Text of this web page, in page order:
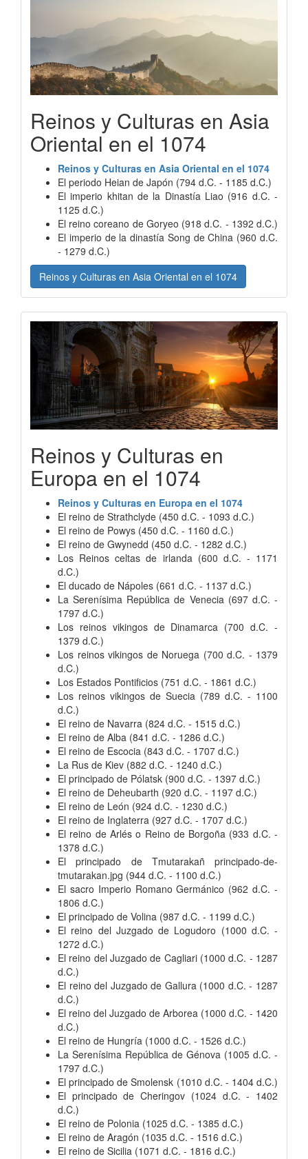
Reinos y Culturas en Asia
Oriental en el 1074
Reinos y Culturas en Asia Oriental en el 1074
El periodo Heian de Japón (794 d.C. - 1185 d.C.)
El imperio khitan de la Dinastía Liao (916 d.C. -
1125 d.C.)
El reino coreano de Goryeo (918 d.C. - 1392 d.C.)
El imperio de la dinastía Song de China (960 d.C.
- 1279 d.C.)
Reinos y Culturas en Asia Oriental en el 1074
Reinos y Culturas en
Europa en el 1074
Reinos y Culturas en Europa en el 1074
El reino de Strathclyde (450 d.C. - 1093 d.C.)
El reino de Powys (450 d.C. - 1160 d.C.)
El reino de Gwynedd (450 d.C. - 1282 d.C.)
Los Reinos celtas de irlanda (600 d.C. - 1171
d.C.)
El ducado de Nápoles (661 d.C. - 1137 d.C.)
La Serenísima República de Venecia (697 d.C. -
1797 d.C.)
Los reinos vikingos de Dinamarca (700 d.C. -
1379 d.C.)
Los reinos vikingos de Noruega (700 d.C. - 1379
d.C.)
Los Estados Pontificios (751 d.C. - 1861 d.C.)
Los reinos vikingos de Suecia (789 d.C. - 1100
d.C.)
El reino de Navarra (824 d.C. - 1515 d.C.)
El reino de Alba (841 d.C. - 1286 d.C.)
El reino de Escocia (843 d.C. - 1707 d.C.)
La Rus de Kiev (882 d.C. - 1240 d.C.)
El principado de Pólatsk (900 d.C. - 1397 d.C.)
El reino de Deheubarth (920 d.C. - 1197 d.C.)
El reino de León (924 d.C. - 1230 d.C.)
El reino de Inglaterra (927 d.C. - 1707 d.C.)
El reino de Arlés o Reino de Borgoña (933 d.C. -
1378 d.C.)
El principado de Tmutarakañ principado-de-
tmutarakan.jpg (944 d.C. - 1100 d.C.)
El sacro Imperio Romano Germánico (962 d.C. -
1806 d.C.)
El principado de Volina (987 d.C. - 1199 d.C.)
El reino del Juzgado de Logudoro (1000 d.C. -
1272 d.C.)
El reino del Juzgado de Cagliari (1000 d.C. - 1287
d.C.)
El reino del Juzgado de Gallura (1000 d.C. - 1287
d.C.)
El reino del Juzgado de Arborea (1000 d.C. - 1420
d.C.)
El reino de Hungría (1000 d.C. - 1526 d.C.)
La Serenísima República de Génova (1005 d.C. -
1797 d.C.)
El principado de Smolensk (1010 d.C. - 1404 d.C.)
El principado de Cheringov (1024 d.C. - 1402
d.C.)
El reino de Polonia (1025 d.C. - 1385 d.C.)
El reino de Aragón (1035 d.C. - 1516 d.C.)
El reino de Sicilia (1071 d.C. - 1816 d.C.)